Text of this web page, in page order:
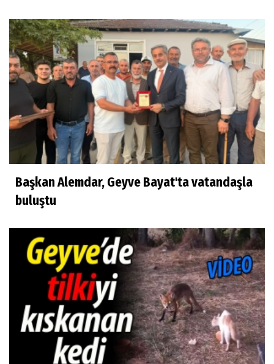
Başkan Alemdar, Geyve Bayat'ta vatandaşla
buluştu